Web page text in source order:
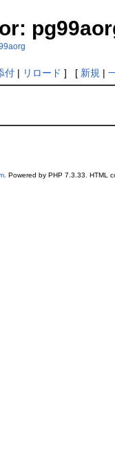
付| リロード ] [ 新規 |
. Powered by PHP 7.3.33. HTML